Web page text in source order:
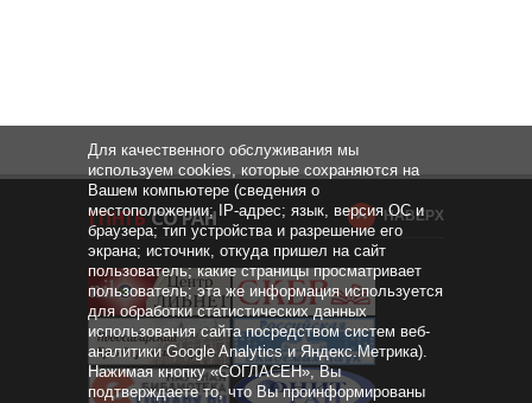
НАВЕРХ
Для качественного обслуживания мы
используем cookies, которые сохраняются на
Вашем компьютере (сведения о
местоположении; IP-адрес; язык, версия ОС и
браузера; тип устройства и разрешение его
экрана; источник, откуда пришел на сайт
пользователь; какие страницы просматривает
пользователь; эта же информация используется
для обработки статистических данных
использования сайта посредством систем веб-
аналитики Google Analytics и Яндекс.Метрика).
Нажимая кнопку «СОГЛАСЕН», Вы
подтверждаете то, что Вы проинформированы